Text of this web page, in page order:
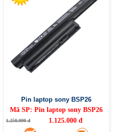
Pin laptop sony BSP26
Mã SP: Pin laptop sony BSP26
1.250.000 đ 1.125.000 đ